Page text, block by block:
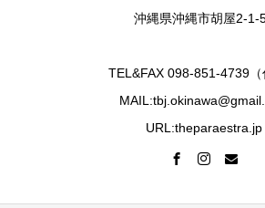
沖縄県沖縄市胡屋2-1-
TEL&FAX 098-851-4739（
URL:theparaestra.jp